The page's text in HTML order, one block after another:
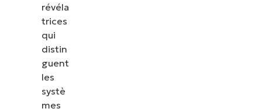
révéla
trices
qui
distin
guent
les
systè
mes